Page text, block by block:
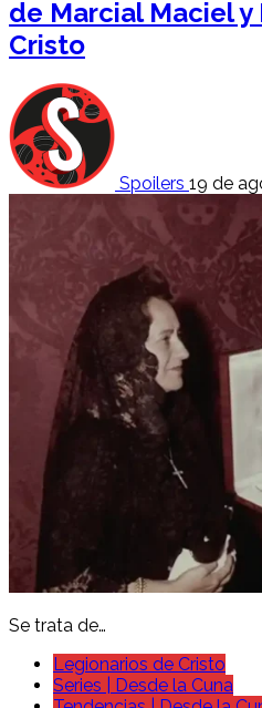
de Marcial Maciel
Cristo
Spoilers 19 de
Se trata de…
Legionarios de Cristo
Series | Desde la Cuna